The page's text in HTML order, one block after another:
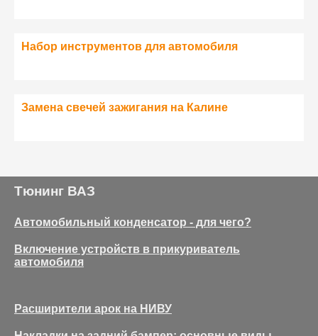
Набор инструментов для автомобиля
Замена свечей зажигания на Калине
Тюнинг ВАЗ
Автомобильный конденсатор - для чего?
Включение устройств в прикуриватель
автомобиля
Расширители арок на НИВУ